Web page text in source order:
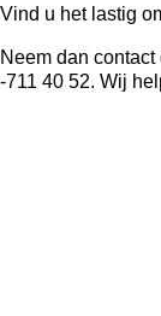
Vind u het lastig
Neem dan contact
-711 40 52. Wij